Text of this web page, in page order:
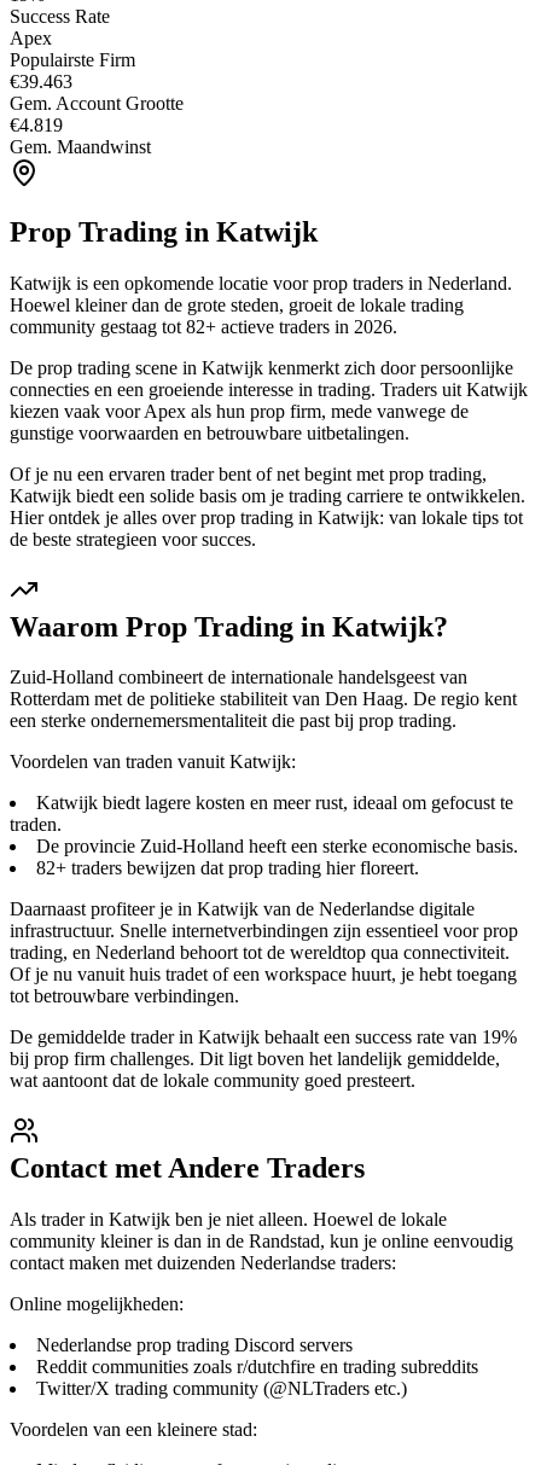
Success Rate
Apex
Populairste Firm
€39.463
Gem. Account Grootte
€4.819
Gem. Maandwinst
Prop Trading in Katwijk
Katwijk is een opkomende locatie voor prop traders in Nederland.
Hoewel kleiner dan de grote steden, groeit de lokale trading
community gestaag tot 82+ actieve traders in 2026.
De prop trading scene in Katwijk kenmerkt zich door persoonlijke
connecties en een groeiende interesse in trading. Traders uit Katwijk
kiezen vaak voor Apex als hun prop firm, mede vanwege de
gunstige voorwaarden en betrouwbare uitbetalingen.
Of je nu een ervaren trader bent of net begint met prop trading,
Katwijk biedt een solide basis om je trading carriere te ontwikkelen.
Hier ontdek je alles over prop trading in Katwijk: van lokale tips tot
de beste strategieen voor succes.
Waarom Prop Trading in Katwijk?
Zuid-Holland combineert de internationale handelsgeest van
Rotterdam met de politieke stabiliteit van Den Haag. De regio kent
een sterke ondernemersmentaliteit die past bij prop trading.
Voordelen van traden vanuit Katwijk:
Katwijk biedt lagere kosten en meer rust, ideaal om gefocust te
traden.
De provincie Zuid-Holland heeft een sterke economische basis.
82+ traders bewijzen dat prop trading hier floreert.
Daarnaast profiteer je in Katwijk van de Nederlandse digitale
infrastructuur. Snelle internetverbindingen zijn essentieel voor prop
trading, en Nederland behoort tot de wereldtop qua connectiviteit.
Of je nu vanuit huis tradet of een workspace huurt, je hebt toegang
tot betrouwbare verbindingen.
De gemiddelde trader in Katwijk behaalt een success rate van 19%
bij prop firm challenges. Dit ligt boven het landelijk gemiddelde,
wat aantoont dat de lokale community goed presteert.
Contact met Andere Traders
Als trader in Katwijk ben je niet alleen. Hoewel de lokale
community kleiner is dan in de Randstad, kun je online eenvoudig
contact maken met duizenden Nederlandse traders:
Online mogelijkheden:
Nederlandse prop trading Discord servers
Reddit communities zoals r/dutchfire en trading subreddits
Twitter/X trading community (@NLTraders etc.)
Voordelen van een kleinere stad: